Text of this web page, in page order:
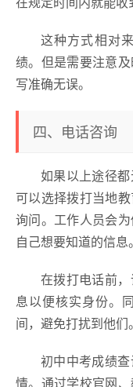
这种方式相对
绩。但是需要注意
写准确无误。
四、电话咨询
如果以上途径都
可以选择拨打当地
询问。工作人员会
自己想要知道的信息。
在拨打电话前
息以便核实身份。
间，避免打扰到他们。
初中中考成绩
情。通过学校官网